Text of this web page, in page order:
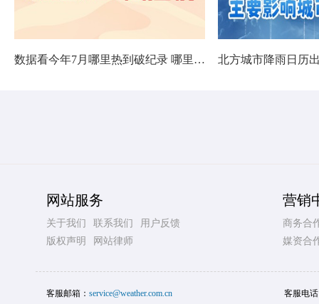
数据看今年7月哪里热到破纪录 哪里暑热连轴转
网站服务
关于我们 联系我们
用户反馈
版权声明
网站律师
营销
商务合
媒资合
客服邮箱： service@weather.com.cn 客服电